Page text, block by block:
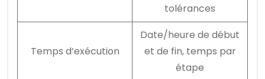
tolérances
Temps d’exécution
Date/heure de début
et de fin, temps par
étape